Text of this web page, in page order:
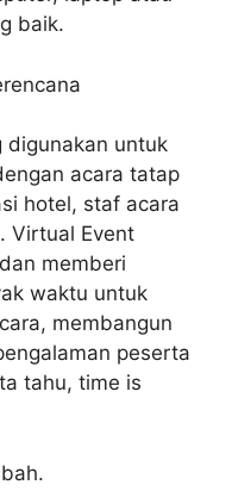
baik.
digunakan untuk
acara tatap
hotel, staf acara
Virtual Event
memberi
waktu untuk
membangun
peserta
tahu, time is